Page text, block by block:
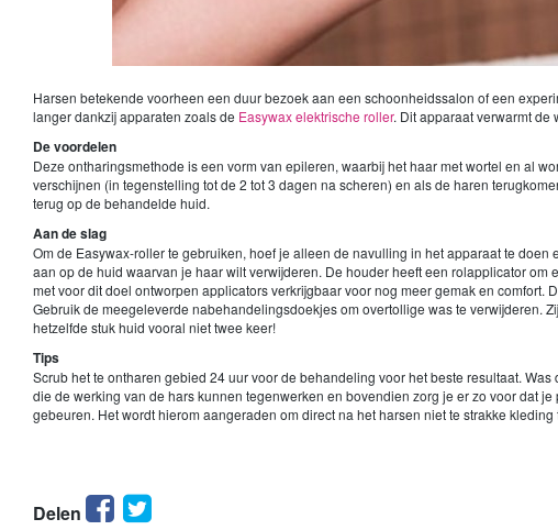
Harsen betekende voorheen een duur bezoek aan een schoonheidssalon of een
langer dankzij apparaten zoals de Easywax elektrische roller. Dit apparaat verwarmt de
De voordelen
Deze ontharingsmethode is een vorm van epileren, waarbij het haar met wortel en al
verschijnen (in tegenstelling tot de 2 tot 3 dagen na scheren) en als de haren
terug op de behandelde huid.
Aan de slag
Om de Easywax-roller te gebruiken, hoef je alleen de navulling in het apparaat te
aan op de huid waarvan je haar wilt verwijderen. De houder heeft een rolapplicator
met voor dit doel ontworpen applicators verkrijgbaar voor nog meer gemak en
Gebruik de meegeleverde nabehandelingsdoekjes om overtollige was te verwijderen.
hetzelfde stuk huid vooral niet twee keer!
Tips
Scrub het te ontharen gebied 24 uur voor de behandeling voor het beste resultaat.
die de werking van de hars kunnen tegenwerken en bovendien zorg je er zo voor dat
gebeuren. Het wordt hierom aangeraden om direct na het harsen niet te strakke kleding
Delen Facebook
Twitter